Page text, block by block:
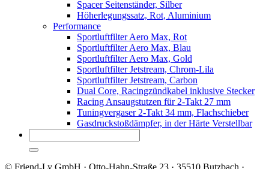
Spacer Seitenständer, Silber
Höherlegungssatz, Rot, Aluminium
Performance
Sportluftfilter Aero Max, Rot
Sportluftfilter Aero Max, Blau
Sportluftfilter Aero Max, Gold
Sportluftfilter Jetstream, Chrom-Lila
Sportluftfilter Jetstream, Carbon
Dual Core, Racingzündkabel inklusive Stecker
Racing Ansaugstutzen für 2-Takt 27 mm
Tuningvergaser 2-Takt 34 mm, Flachschieber
Gasdruckstoßdämpfer, in der Härte Verstellbar